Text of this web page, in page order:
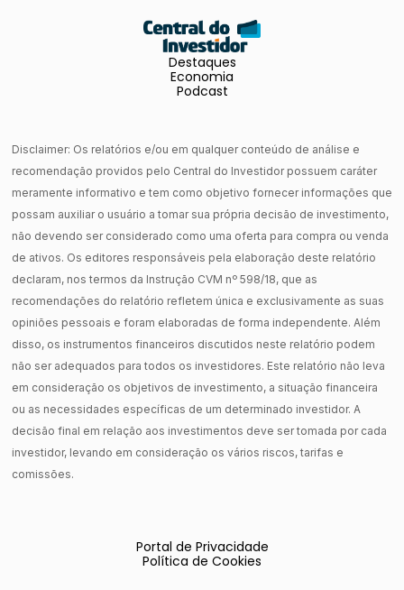
Destaques
Economia
Podcast
Disclaimer: Os relatórios e/ou em qualquer conteúdo de análise e
recomendação providos pelo Central do Investidor possuem caráter
meramente informativo e tem como objetivo fornecer informações que
possam auxiliar o usuário a tomar sua própria decisão de investimento,
não devendo ser considerado como uma oferta para compra ou venda
de ativos. Os editores responsáveis pela elaboração deste relatório
declaram, nos termos da Instrução CVM nº 598/18, que as
recomendações do relatório refletem única e exclusivamente as suas
opiniões pessoais e foram elaboradas de forma independente. Além
disso, os instrumentos financeiros discutidos neste relatório podem
não ser adequados para todos os investidores. Este relatório não leva
em consideração os objetivos de investimento, a situação financeira
ou as necessidades específicas de um determinado investidor. A
decisão final em relação aos investimentos deve ser tomada por cada
investidor, levando em consideração os vários riscos, tarifas e
comissões.
Portal de Privacidade
Política de Cookies